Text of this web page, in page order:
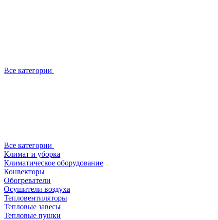
Все категории
Все категории
Климат и уборка
Климатическое оборудование
Конвекторы
Обогреватели
Осушители воздуха
Тепловентиляторы
Тепловые завесы
Тепловые пушки